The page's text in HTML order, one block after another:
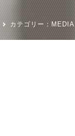
カテゴリー：MEDIA